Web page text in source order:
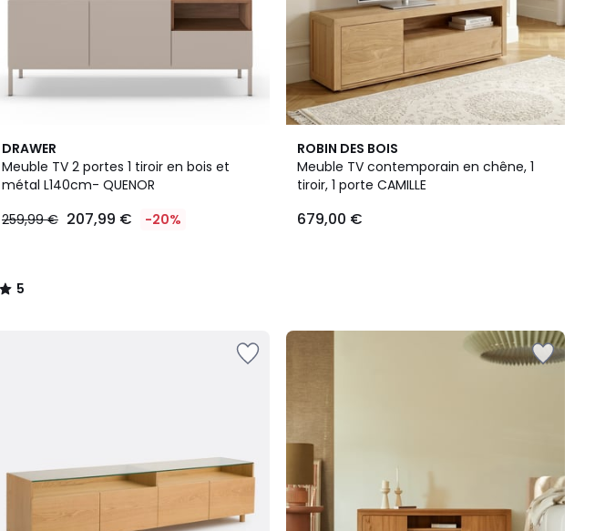
DRAWER
Meuble TV 2 portes 1 tiroir en bois et
métal L140cm- QUENOR
259,99 € 207,99 € -20%
5
/
5
5
/
ROBIN DES BOIS
Meuble TV contemporain en chêne, 1
tiroir, 1 porte CAMILLE
679,00 €